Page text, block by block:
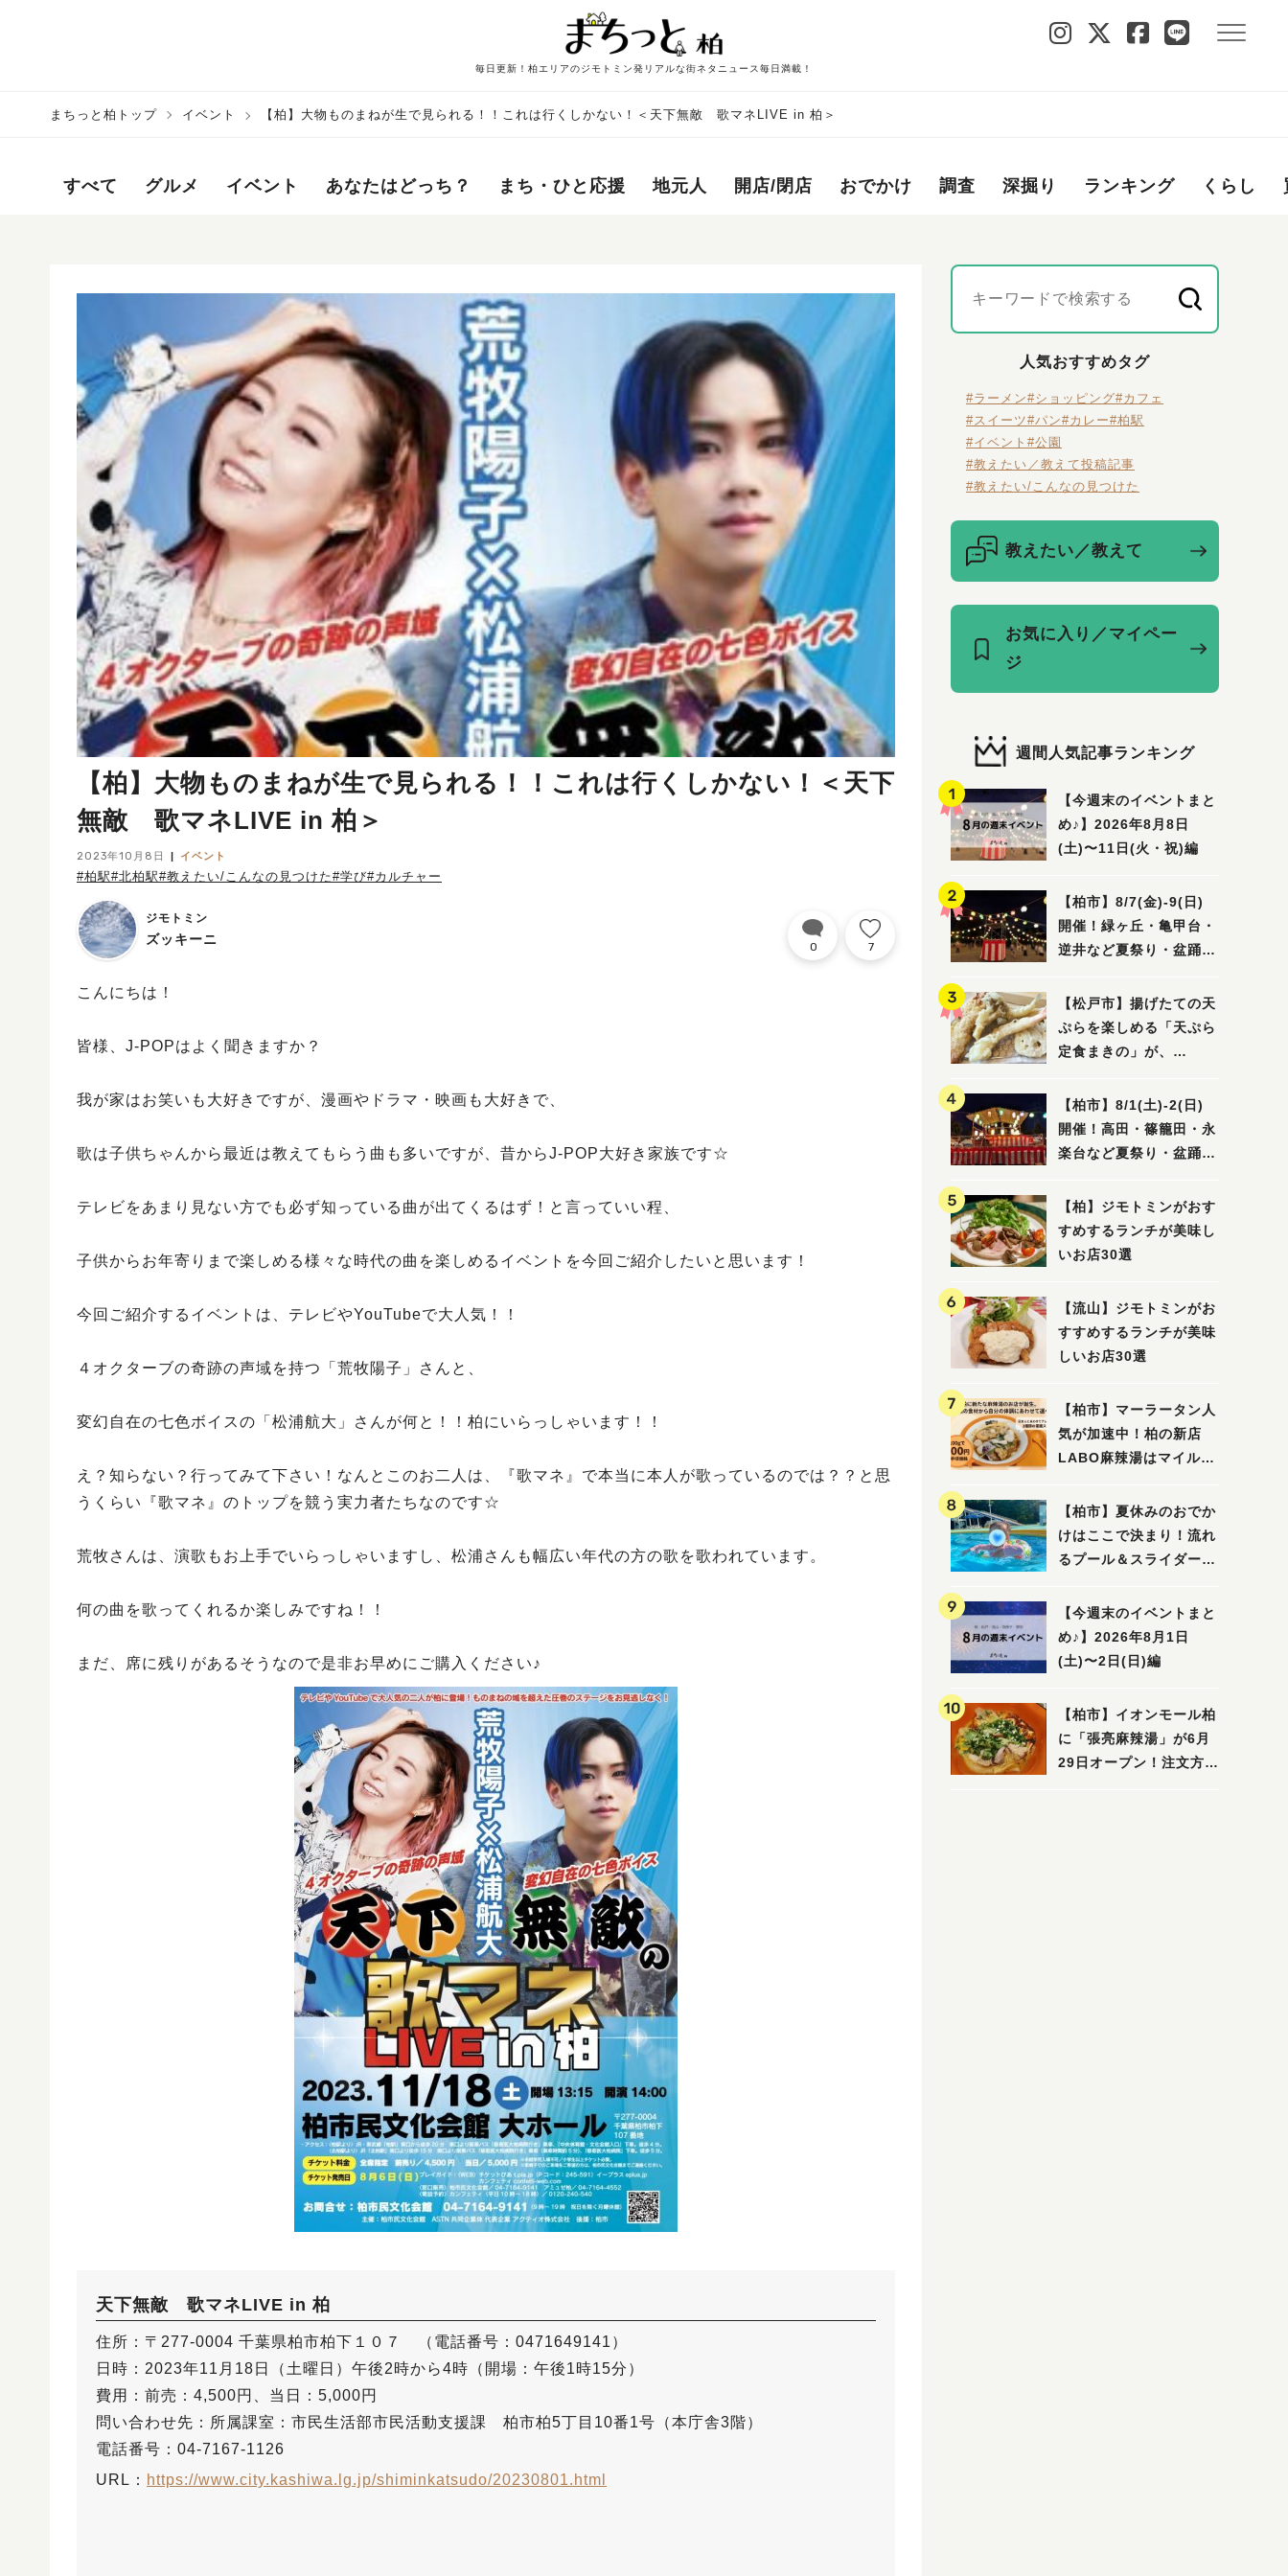
毎日更新！柏エリアのジモトミン発リアルな街ネタニュース毎日満載！
まちっと柏トップ イベント 【柏】大物ものまねが生で見られる！！これは行くしかない！＜天下無敵 歌マネLIVE in 柏＞
すべて グルメ イベント あなたはどっち？ まち・ひと応援 地元人 開店/閉店 おでかけ 調査 深掘り ランキング くらし
【柏】大物ものまねが生で見られる！！これは行くしかない！＜天下
無敵 歌マネLIVE in 柏＞
2023年10月8日 イベント
#柏駅#北柏駅#教えたい/こんなの見つけた#学び#カルチャー
ジモトミン
ズッキーニ 0 7
こんにちは！
皆様、J-POPはよく聞きますか？
我が家はお笑いも大好きですが、漫画やドラマ・映画も大好きで、
歌は子供ちゃんから最近は教えてもらう曲も多いですが、昔からJ-POP大好き家族です☆
テレビをあまり見ない方でも必ず知っている曲が出てくるはず！と言っていい程、
子供からお年寄りまで楽しめる様々な時代の曲を楽しめるイベントを今回ご紹介したいと思います！
今回ご紹介するイベントは、テレビやYouTubeで大人気！！
４オクターブの奇跡の声域を持つ「荒牧陽子」さんと、
変幻自在の七色ボイスの「松浦航大」さんが何と！！柏にいらっしゃいます！！
え？知らない？行ってみて下さい！なんとこのお二人は、『歌マネ』で本当に本人が歌っているのでは？？と思
うくらい『歌マネ』のトップを競う実力者たちなのです☆
荒牧さんは、演歌もお上手でいらっしゃいますし、松浦さんも幅広い年代の方の歌を歌われています。
何の曲を歌ってくれるか楽しみですね！！
まだ、席に残りがあるそうなので是非お早めにご購入ください♪
天下無敵 歌マネLIVE in 柏
住所：〒277-0004 千葉県柏市柏下１０７ （電話番号：0471649141）
日時：2023年11月18日（土曜日）午後2時から4時（開場：午後1時15分）
費用：前売：4,500円、当日：5,000円
問い合わせ先：所属課室：市民生活部市民活動支援課 柏市柏5丁目10番1号（本庁舎3階）
電話番号：04-7167-1126
URL： https://www.city.kashiwa.lg.jp/shiminkatsudo/20230801.html
人気おすすめタグ
#ラーメン#ショッピング#カフェ
#スイーツ#パン#カレー#柏駅
#イベント #公園
#教えたい／教えて投稿記事
#教えたい/こんなの見つけた
教えたい／教えて
お気に入り／マイペー
ジ
週間人気記事ランキング
【今週末のイベントまと
め♪】2026年8月8日
(土)〜11日(火・祝)編
【柏市】8/7(金)‐9(日)
開催！緑ヶ丘・亀甲台・
逆井など夏祭り・盆踊り
【松戸市】揚げたての天
ぷらを楽しめる「天ぷら
定食まきの」が、
【柏市】8/1(土)‐2(日)
開催！高田・篠籠田・永
楽台など夏祭り・盆踊り
【柏】ジモトミンがおす
すめするランチが美味し
いお店30選
【流山】ジモトミンがお
すすめするランチが美味
しいお店30選
【柏市】マーラータン人
気が加速中！柏の新店
LABO麻辣湯はマイルド
【柏市】夏休みのおでか
けはここで決まり！流れ
るプール＆スライダーに
ル」を親子で満喫してき
ました！
【今週末のイベントまと
め♪】2026年8月1日
(土)〜2日(日)編
【柏市】イオンモール柏
に「張亮麻辣湯」が6月
29日オープン！注文方法